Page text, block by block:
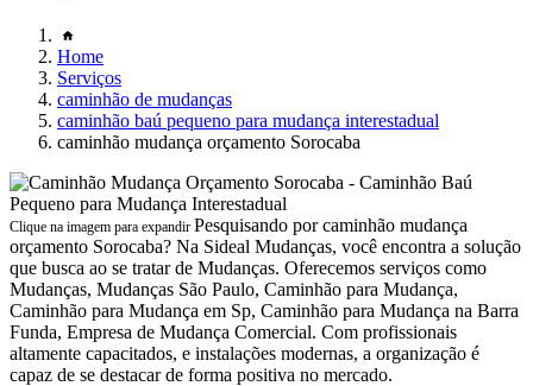
Home
Serviços
caminhão de mudanças
caminhão baú pequeno para mudança interestadual
caminhão mudança orçamento Sorocaba
Clique na imagem para expandir Pesquisando por caminhão mudança
orçamento Sorocaba? Na Sideal Mudanças, você encontra a solução
que busca ao se tratar de Mudanças. Oferecemos serviços como
Mudanças, Mudanças São Paulo, Caminhão para Mudança,
Caminhão para Mudança em Sp, Caminhão para Mudança na Barra
Funda, Empresa de Mudança Comercial. Com profissionais
altamente capacitados, e instalações modernas, a organização é
capaz de se destacar de forma positiva no mercado.